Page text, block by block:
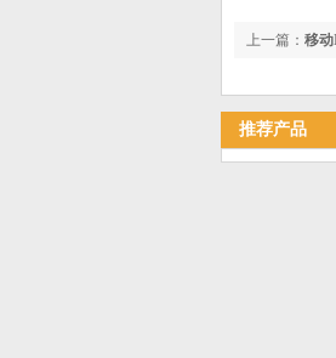
上一篇： 移
推荐产品